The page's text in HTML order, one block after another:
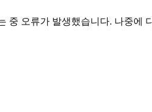
중 오류가 발생했습니다. 나중에